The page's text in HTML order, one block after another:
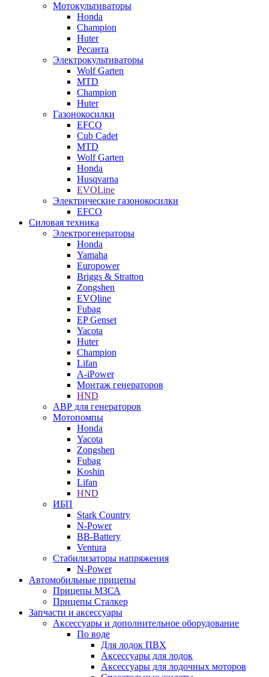
Мотокультиваторы
Honda
Champion
Huter
Ресанта
Электрокультиваторы
Wolf Garten
MTD
Champion
Huter
Газонокосилки
EFCO
Cub Cadet
MTD
Wolf Garten
Honda
Husqvarna
EVOLine
Электрические газонокосилки
EFCO
Силовая техника
Электрогенераторы
Honda
Yamaha
Europower
Briggs & Stratton
Zongshen
EVOline
Fubag
EP Genset
Yacota
Huter
Champion
Lifan
A-iPower
Монтаж генераторов
HND
АВР для генераторов
Мотопомпы
Honda
Yacota
Zongshen
Fubag
Koshin
Lifan
HND
ИБП
Stark Country
N-Power
BB-Battery
Ventura
Стабилизаторы напряжения
N-Power
Автомобильные прицепы
Прицепы МЗСА
Прицепы Сталкер
Запчасти и аксессуары
Аксессуары и дополнительное оборудование
По воде
Для лодок ПВХ
Аксессуары для лодок
Аксессуары для лодочных моторов